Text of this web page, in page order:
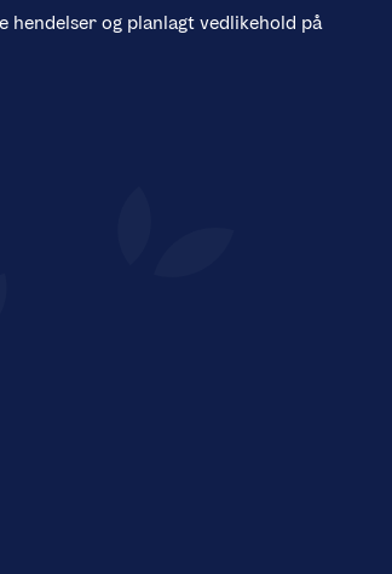
hendelser og planlagt vedlikehold på